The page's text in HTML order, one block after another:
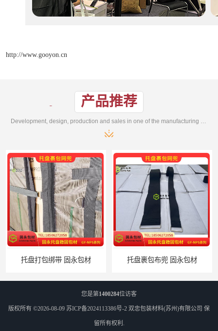
http://www.gooyon.cn
产品推荐
托盘裹包布兜 固永包材 蔬菜透气运输固定
您是第1400284位访客
版权所有 ©2026-08-09 苏ICP备2024113386号-2 双忠包装材料(苏州)有限公司 保
留所有权利.